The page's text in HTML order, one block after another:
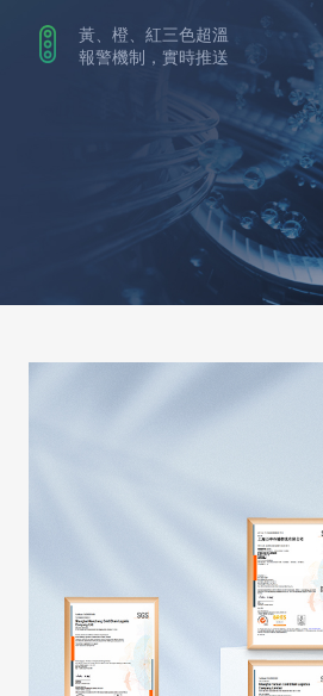
黃、橙、紅三色超溫
報警機制，實時推送